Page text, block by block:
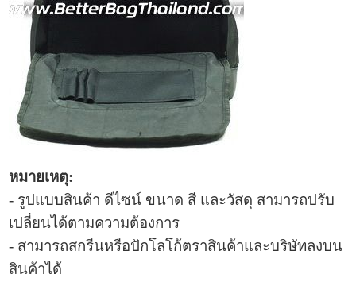
หมายเหตุ:
- รูปแบบสินค้า ดีไซน์ ขนาด สี และวัสดุ สามารถปรับ
เปลี่ยนได้ตามความต้องการ
- สามารถสกรีนหรือปักโลโก้ตราสินค้าและบริษัทลงบน
สินค้าได้